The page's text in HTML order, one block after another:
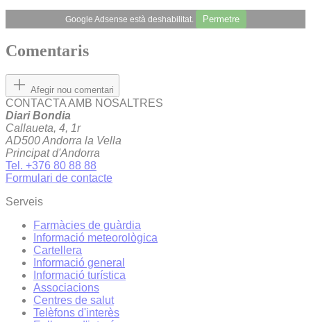
Google Adsense està deshabilitat. Permetre
Comentaris
Afegir nou comentari
CONTACTA AMB NOSALTRES
Diari Bondia
Callaueta, 4, 1r
AD500 Andorra la Vella
Principat d'Andorra
Tel. +376 80 88 88
Formulari de contacte
Serveis
Farmàcies de guàrdia
Informació meteorològica
Cartellera
Informació general
Informació turística
Associacions
Centres de salut
Telèfons d'interès